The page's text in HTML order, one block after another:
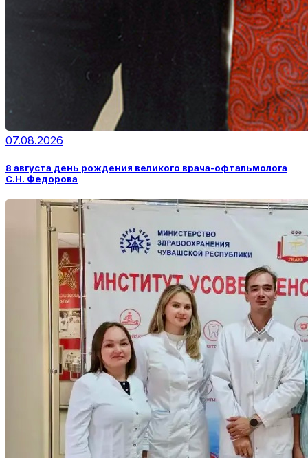
07.08.2026
8 августа день рождения великого врача-офтальмолога
С.Н. Федорова